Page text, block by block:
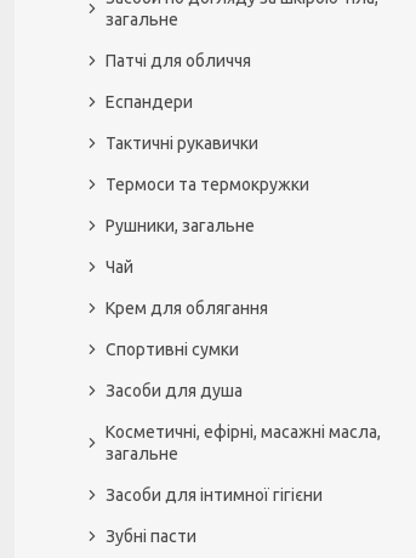
загальне
Патчі для обличчя
Еспандери
Тактичні рукавички
Термоси та термокружки
Рушники, загальне
Чай
Крем для облягання
Спортивні сумки
Засоби для душа
Косметичні, ефірні, масажні масла,
загальне
Засоби для інтимної гігієни
Зубні пасти